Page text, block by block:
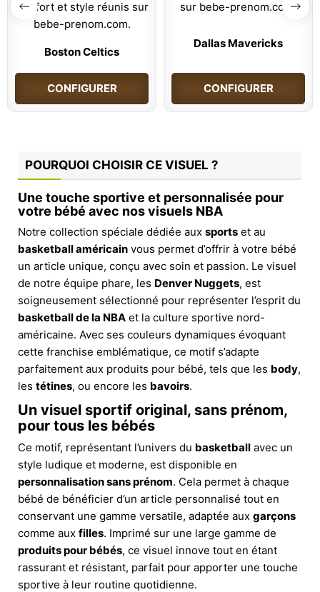
Boston Celtics
CONFIGURER
Dallas Mavericks
CONFIGURER
POURQUOI CHOISIR CE VISUEL ?
Une touche sportive et personnalisée pour
votre bébé avec nos visuels NBA
Notre collection spéciale dédiée aux sports et au
basketball américain vous permet d’offrir à votre bébé
un article unique, conçu avec soin et passion. Le visuel
de notre équipe phare, les Denver Nuggets, est
soigneusement sélectionné pour représenter l’esprit du
basketball de la NBA et la culture sportive nord-
américaine. Avec ses couleurs dynamiques évoquant
cette franchise emblématique, ce motif s’adapte
parfaitement aux produits pour bébé, tels que les body,
les tétines, ou encore les bavoirs.
Un visuel sportif original, sans prénom,
pour tous les bébés
Ce motif, représentant l’univers du basketball avec un
style ludique et moderne, est disponible en
personnalisation sans prénom. Cela permet à chaque
bébé de bénéficier d’un article personnalisé tout en
conservant une gamme versatile, adaptée aux garçons
comme aux filles. Imprimé sur une large gamme de
produits pour bébés, ce visuel innove tout en étant
rassurant et résistant, parfait pour apporter une touche
sportive à leur routine quotidienne.